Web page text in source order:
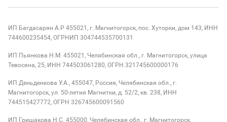
ИП Багдасарян А.Р 455021, г. Магнитогорск, пос. Хуторки, дом 143, ИНН
744600235454, ОГРНИП 304744535700131
ИП Пьянкова Н.М. 455021, Челябинская обл., г. Магнитогорск, улица
Тевосяна, 25, ИНН 744503061280, ОГРН 321745600000176
ИП Деньденкова У.А., 455047, Россия, Челябинская обл., г.
Магнитогорск, ул. 50-летия Магнитки, д. 52/2, кв. 238, ИНН
744515427772, ОГРН 326745600091560
ИП Гришакова Н.С. 455000, Челябинская обл., г. Магнитогорск,